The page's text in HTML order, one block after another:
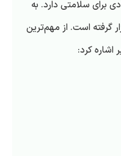
برای سلامتی دارد. به
گرفته است. از مهم‌ترین
کرد: